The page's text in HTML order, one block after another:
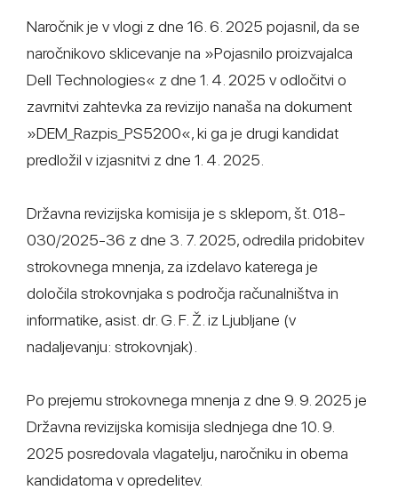
Naročnik je v vlogi z dne 16. 6. 2025 pojasnil, da se
naročnikovo sklicevanje na »Pojasnilo proizvajalca
Dell Technologies« z dne 1. 4. 2025 v odločitvi o
zavrnitvi zahtevka za revizijo nanaša na dokument
»DEM_Razpis_PS5200«, ki ga je drugi kandidat
predložil v izjasnitvi z dne 1. 4. 2025.
Državna revizijska komisija je s sklepom, št. 018-
030/2025-36 z dne 3. 7. 2025, odredila pridobitev
strokovnega mnenja, za izdelavo katerega je
določila strokovnjaka s področja računalništva in
informatike, asist. dr. G. F. Ž. iz Ljubljane (v
nadaljevanju: strokovnjak).
Po prejemu strokovnega mnenja z dne 9. 9. 2025 je
Državna revizijska komisija slednjega dne 10. 9.
2025 posredovala vlagatelju, naročniku in obema
kandidatoma v opredelitev.